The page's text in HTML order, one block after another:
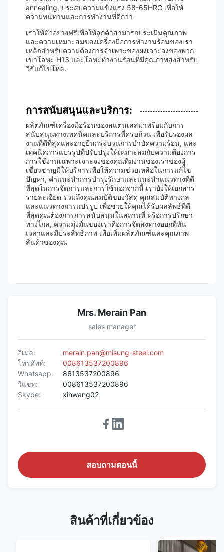
annealing, ประสบความแข็งแรง 58-65HRC เพื่อให้
ความทนทานและการทํางานที่ดีกว่า
เราให้ตัวอย่างฟรีเพื่อให้ลูกค้าสามารถประเมินคุณภาพ
และความเหมาะสมของเครื่องมือการทํางานร้อนของเรา
เหล็กสําหรับความต้องการจําเพาะของผงเจาะจงของพวก
เขาโลหะ H13 และโลหะทํางานร้อนที่มีคุณภาพสูงสําหรับ
วิธีแก้ไขโหล.
การสนับสนุนและบริการ:
ผลิตภัณฑ์เครื่องมือร้อนของสแตนเลสมาพร้อมกับการ
สนับสนุนทางเทคนิคและบริการที่ครบถ้วน เพื่อรับรองผล
งานที่ดีที่สุดและอายุยืนกระบวนการบําบัดความร้อน, และ
เทคนิคการแปรรูปที่ปรับปรุงให้เหมาะสมกับความต้องการ
การใช้งานเฉพาะเจาะจงของคุณทีมงานของเราของผู้
เชี่ยวชาญมีให้บริการเพื่อให้ความช่วยเหลือในการแก้ไข
ปัญหา, คําแนะนําการบํารุงรักษาและแนะนําแนวทางที่ดี
ที่สุดในการจัดการและการใช้นอกจากนี้ เรายังให้เอกสาร
รายละเอียด รวมถึงคุณสมบัติของวัสดุ คุณสมบัติทางกล
และแนวทางการแปรรูป เพื่อช่วยให้คุณได้รับผลลัพธ์ที่ดี
ที่สุดคุณต้องการการสนับสนุนในสถานที่ หรือการปรึกษา
ทางไกล, ความมุ่งมั่นของเราคือการจัดส่งทางออกที่ทัน
เวลาและมีประสิทธิภาพ เพื่อเพิ่มผลิตภัณฑ์และคุณภาพ
สินค้าของคุณ
Mrs. Merain Pan
sales manager
อีเมล:
merain.pan@misung-steel.com
โทรศัพท์:
008613537200896
Whatsapp:
8613537200896
วีแชท:
008613537200896
Skype:
xinwang02
สอบถามตอนนี้
สินค้าที่เกี่ยวข้อง